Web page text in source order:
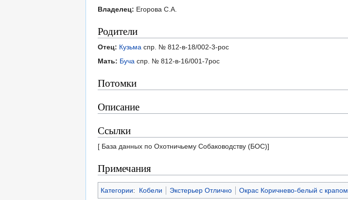
Владелец: Егорова С.А.
Родители
Отец: Кузьма спр. № 812-в-18/002-3-рос
Мать: Буча спр. № 812-в-16/001-7рос
Потомки
Описание
Ссылки
[ База данных по Охотничьему Собаководству (БОС)]
Примечания
Категории: Кобели Экстерьер Отлично Окрас Коричнево-белый с крапом